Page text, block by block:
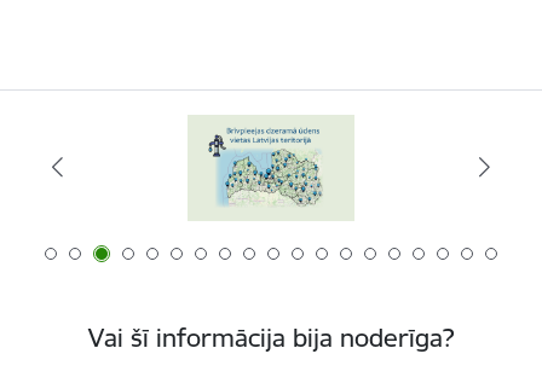
Vai šī informācija bija noderīga?